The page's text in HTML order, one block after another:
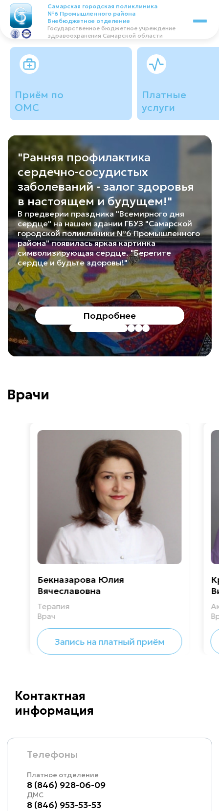
Самарская городская поликлиника
№6 Промышленного района
Внебюджетное отделение
Государственное бюджетное учреждение
здравоохранения Самарской области
Приём по
ОМС
Платные
услуги
"Ранняя профилактика
сердечно-сосудистых
заболеваний - залог здоровья
в настоящем и будущем!"
В предверии праздника "Всемирного дня
сердце" на нашем здании ГБУЗ "Самарской
городской поликлиники №6 Промышленного
района" появилась яркая картинка
символизирующая сердце. "Берегите
сердце и будьте здоровы!"
Подробнее
Врачи
Бекназарова Юлия
Вячеславовна
Терапия
Врач
Запись на платный приём
Контактная
информация
Телефоны
Платное отделение
8 (846) 928-06-09
ДМС
8 (846) 953-53-53